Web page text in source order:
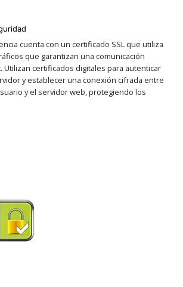
cuenta con un certificado SSL que utiliza
que garantizan una comunicación
Utilizan certificados digitales para autenticar
y establecer una conexión cifrada entre
y el servidor web, protegiendo los